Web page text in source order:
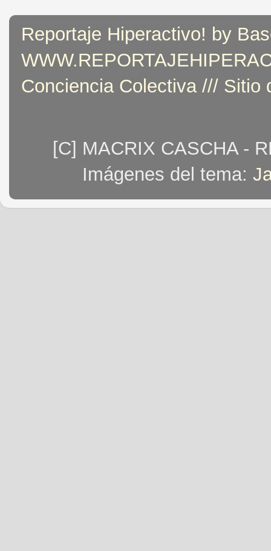
Reportaje Hiperactivo! by
Conciencia Colectiva /// Sitio
[C] MACRIX CASCHA -
Imágenes del tema: